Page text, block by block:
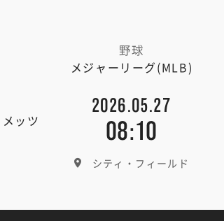
野球
メジャーリーグ(MLB)
ッツ
2026.05.27
08:10
シティ・フィールド